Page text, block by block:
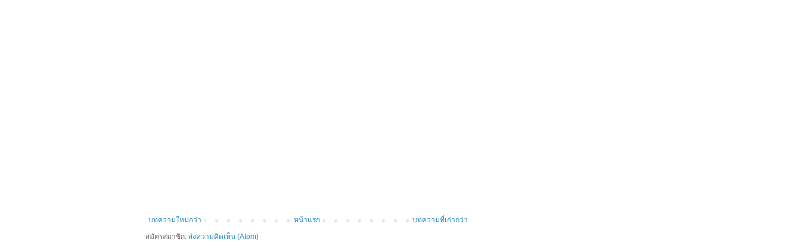
บทความใหม่กว่า บทความที่เก่ากว่า
หน้าแรก
สมัครสมาชิก: ส่งความคิดเห็น (Atom)